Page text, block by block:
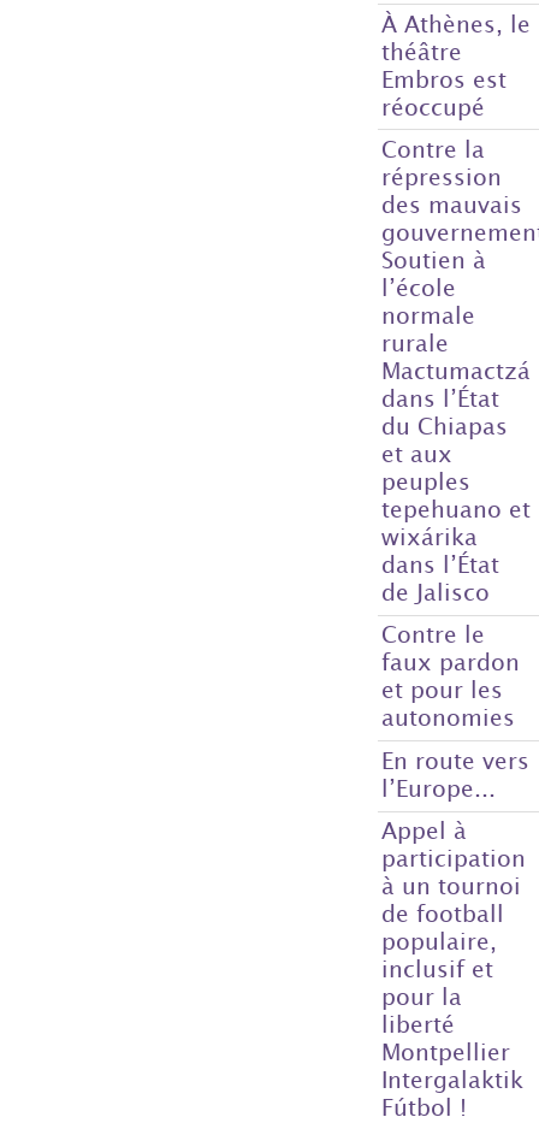
À Athènes, le
théâtre
Embros est
réoccupé
Contre la
répression
des mauvais
Soutien à
l’école
normale
rurale
Mactumactzá
dans l’État
du Chiapas
et aux
peuples
tepehuano et
wixárika
dans l’État
de Jalisco
Contre le
faux pardon
et pour les
autonomies
En route vers
l’Europe...
Appel à
participation
à un tournoi
de football
populaire,
inclusif et
pour la
liberté
Montpellier
Intergalaktik
Fútbol !